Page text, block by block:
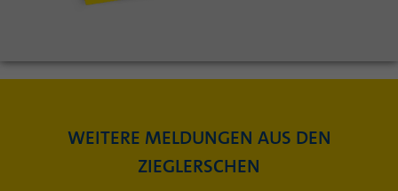
WEITERE MELDUNGEN AUS DEN
ZIEGLERSCHEN